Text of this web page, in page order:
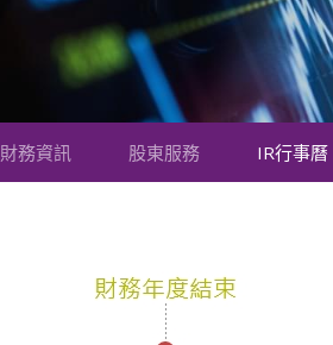
財務資訊 股東服務 IR行事曆